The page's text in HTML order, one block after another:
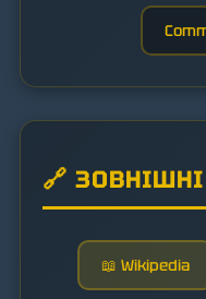
🔗
📖 Wikipedia